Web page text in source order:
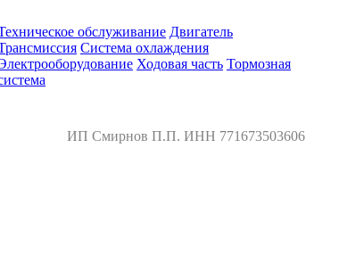
обслуживание Двигатель
Система охлаждения
Ходовая часть Тормозная
ИП Смирнов П.П. ИНН 771673503606